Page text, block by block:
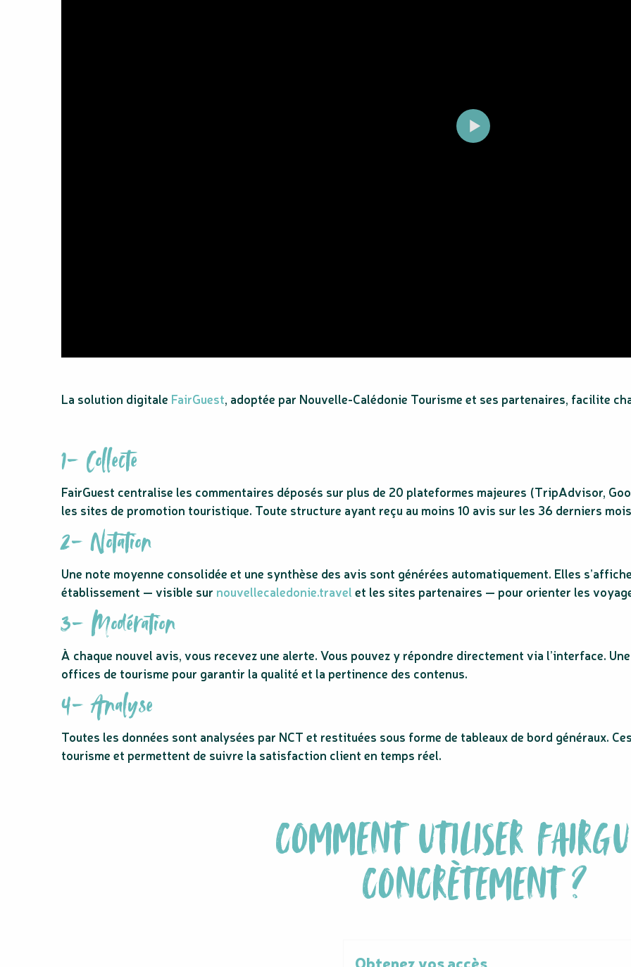
La solution digitale FairGuest, adoptée par Nouvelle-Calédonie Tourisme et ses partenaires, facilite
1- Collecte
FairGuest centralise les commentaires déposés sur plus de 20 plateformes majeures (TripAdvisor,
les sites de promotion touristique. Toute structure ayant reçu au moins 10 avis sur les 36 derniers
2- Notation
Une note moyenne consolidée et une synthèse des avis sont générées automatiquement. Elles
établissement — visible sur nouvellecaledonie.travel et les sites partenaires — pour orienter les
3- Modération
À chaque nouvel avis, vous recevez une alerte. Vous pouvez y répondre directement via l’interface.
offices de tourisme pour garantir la qualité et la pertinence des contenus.
4- Analyse
Toutes les données sont analysées par NCT et restituées sous forme de tableaux de bord généraux.
tourisme et permettent de suivre la satisfaction client en temps réel.
COMMENT UTILISER
CONCRÈTEMENT ?
Obtenez vos accès